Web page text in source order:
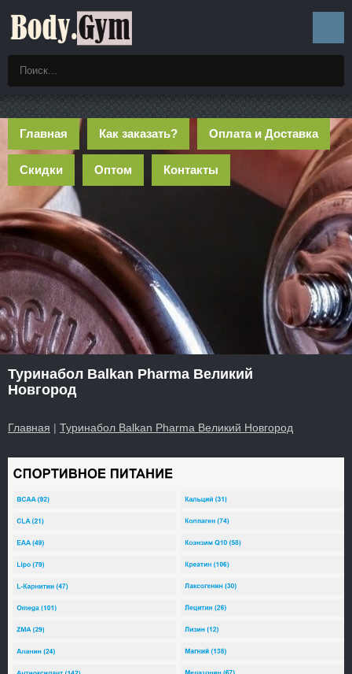
Главная Как заказать? Оплата и Доставка
Скидки Оптом Контакты
Туринабол Balkan Pharma Великий
Новгород
Главная | Туринабол Balkan Pharma Великий Новгород